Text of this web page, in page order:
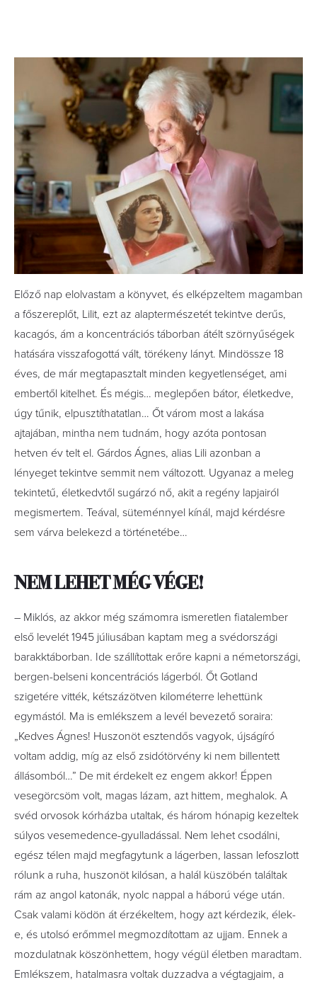
Előző nap elolvastam a könyvet, és elképzeltem magamban
a főszereplőt, Lilit, ezt az alaptermészetét tekintve derűs,
kacagós, ám a koncentrációs táborban átélt szörnyűségek
hatására visszafogottá vált, törékeny lányt. Mindössze 18
éves, de már megtapasztalt minden kegyetlenséget, ami
embertől kitelhet. És mégis… meglepően bátor, életkedve,
úgy tűnik, elpusztíthatatlan… Őt várom most a lakása
ajtajában, mintha nem tudnám, hogy azóta pontosan
hetven év telt el. Gárdos Ágnes, alias Lili azonban a
lényeget tekintve semmit nem változott. Ugyanaz a meleg
tekintetű, életkedvtől sugárzó nő, akit a regény lapjairól
megismertem. Teával, süteménnyel kínál, majd kérdésre
sem várva belekezd a történetébe…
NEM LEHET MÉG VÉGE!
– Miklós, az akkor még számomra ismeretlen fiatalember
első levelét 1945 júliusában kaptam meg a svédországi
barakktáborban. Ide szállítottak erőre kapni a németországi,
bergen-belseni koncentrációs lágerból. Őt Gotland
szigetére vitték, kétszázötven kilométerre lehettünk
egymástól. Ma is emlékszem a levél bevezető soraira:
„Kedves Ágnes! Huszonöt esztendős vagyok, újságíró
voltam addig, míg az első zsidótörvény ki nem billentett
állásomból…” De mit érdekelt ez engem akkor! Éppen
vesegörcsöm volt, magas lázam, azt hittem, meghalok. A
svéd orvosok kórházba utaltak, és három hónapig kezeltek
súlyos vesemedence-gyulladással. Nem lehet csodálni,
egész télen majd megfagytunk a lágerben, lassan lefoszlott
rólunk a ruha, huszonöt kilósan, a halál küszöbén találtak
rám az angol katonák, nyolc nappal a háború vége után.
Csak valami ködön át érzékeltem, hogy azt kérdezik, élek-
e, és utolsó erőmmel megmozdítottam az ujjam. Ennek a
mozdulatnak köszönhettem, hogy végül életben maradtam.
Emlékszem, hatalmasra voltak duzzadva a végtagjaim, a